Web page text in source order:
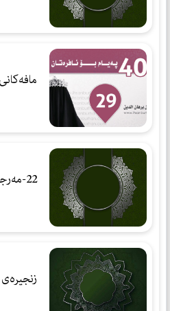
22-مەرجەكانی موسوڵمانێتی چییە؟
زنجیرەی